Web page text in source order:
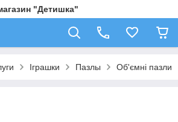
"Детишка"
Іграшки Пазлы Об'ємні пазли